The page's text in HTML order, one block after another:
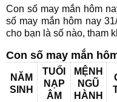
Con số may mắn hôm
số may mắn hôm nay
cho bạn là số nào, tham
Con số may mắn
NĂM
SINH
TUỔI
NẠP
ÂM
MỆNH
NGŨ
HÀNH